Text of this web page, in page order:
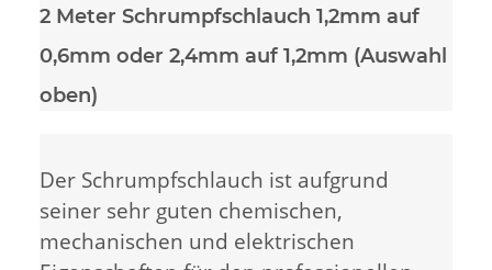
2 Meter Schrumpfschlauch 1,2mm auf
0,6mm oder 2,4mm auf 1,2mm (Auswahl
oben)
Der Schrumpfschlauch ist aufgrund
seiner sehr guten chemischen,
mechanischen und elektrischen